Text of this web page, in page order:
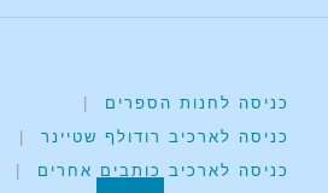
כניסה לחנות הספרים
|
כניסה לארכיב רודולף שטיינר
|
כניסה לארכיב כותבים אחרים
|